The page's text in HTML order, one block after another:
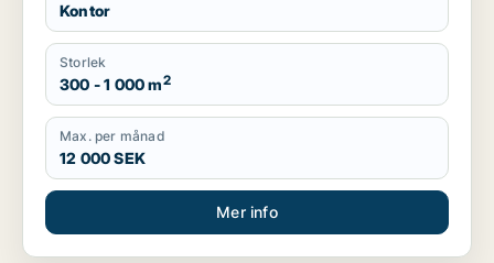
Kontor
Storlek
300 - 1 000 m2
Max. per månad
12 000 SEK
Mer info